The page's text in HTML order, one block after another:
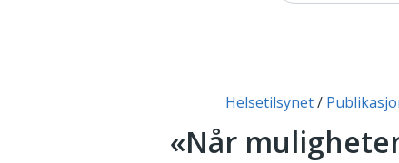
Helsetilsynet
«Når